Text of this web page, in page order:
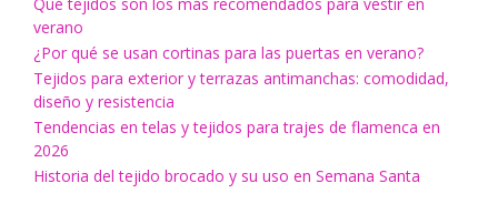
Qué tejidos son los más recomendados para vestir en
verano
¿Por qué se usan cortinas para las puertas en verano?
Tejidos para exterior y terrazas antimanchas: comodidad,
diseño y resistencia
Tendencias en telas y tejidos para trajes de flamenca en
2026
Historia del tejido brocado y su uso en Semana Santa